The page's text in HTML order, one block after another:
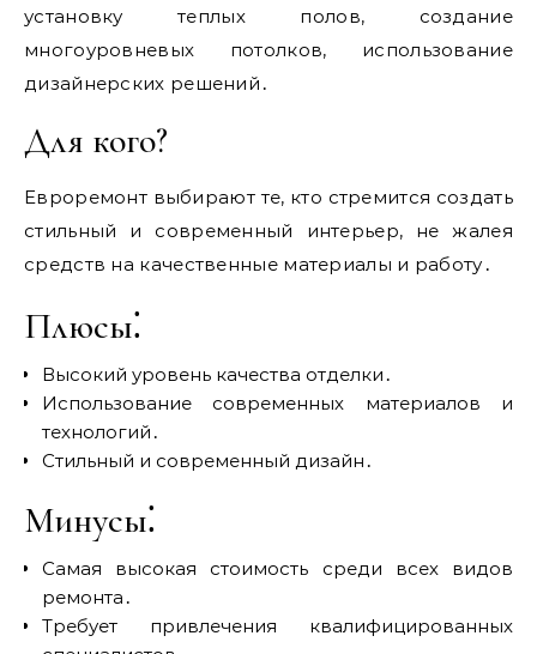
установку теплых полов, создание
многоуровневых потолков, использование
дизайнерских решений․
Для кого?
Евроремонт выбирают те, кто стремится создать
стильный и современный интерьер, не жалея
средств на качественные материалы и работу․
Плюсы⁚
Высокий уровень качества отделки․
Использование современных материалов и
технологий․
Стильный и современный дизайн․
Минусы⁚
Самая высокая стоимость среди всех видов
ремонта․
Требует привлечения квалифицированных